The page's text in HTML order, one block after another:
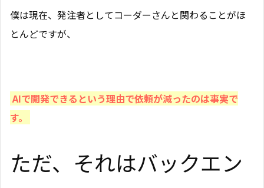
僕は現在、発注者としてコーダーさんと関わることがほ
とんどですが、
AIで開発できるという理由で依頼が減ったのは事実で
す。
ただ、それはバックエン